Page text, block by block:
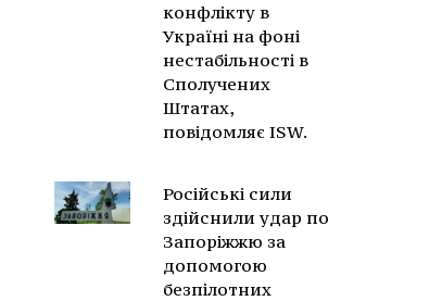
конфлікту в
Україні на фоні
нестабільності в
Сполучених
Штатах,
повідомляє ISW.
Російські сили
здійснили удар по
Запоріжжю за
допомогою
безпілотних